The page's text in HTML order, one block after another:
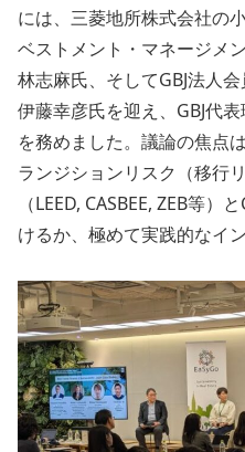
には、三菱地所株式会社の
ベストメント・マネージメ
林志麻氏、そしてGBJ法人
伊藤幸彦氏を迎え、GBJ代
を務めました。議論の焦点
ランジションリスク（移行
（LEED, CASBEE, ZEB等
けるか、極めて実践的なイ